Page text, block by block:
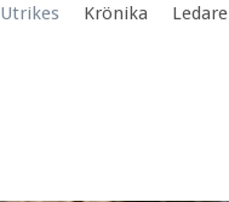
Utrikes Krönika Ledare